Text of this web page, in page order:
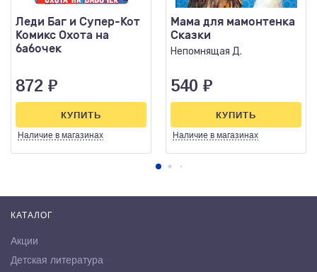
Леди Баг и Супер-Кот
Комикс Охота на
бабочек
872 ₽
Наличие в магазинах
КУПИТЬ
Мама для мамонтенка
Сказки
Непомнящая Д.
540 ₽
Наличие в магазинах
КУПИТЬ
КАТАЛОГ
Акции
Детская литература